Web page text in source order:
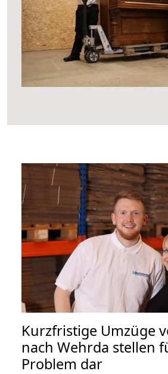
Kurzfristige Umzüge
nach Wehrda stellen
Problem dar